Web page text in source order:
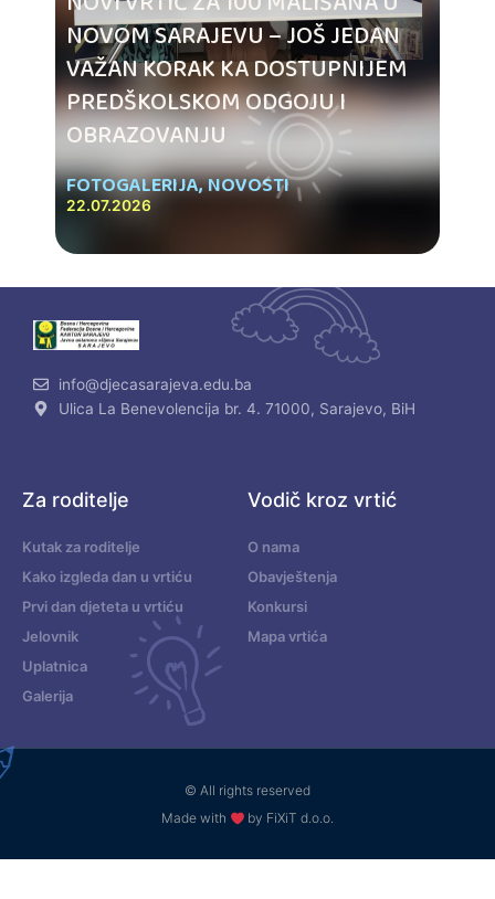
NOVOM SARAJEVU – JOŠ JEDAN
VAŽAN KORAK KA DOSTUPNIJEM
PREDŠKOLSKOM ODGOJU I
OBRAZOVANJU
FOTOGALERIJA,NOVOSTI
22.07.2026
info@djecasarajeva.edu.ba
Ulica La Benevolencija br. 4. 71000, Sarajevo, BiH
Za roditelje
Kutak za roditelje
Kako izgleda dan u vrtiću
Prvi dan djeteta u vrtiću
Jelovnik
Uplatnica
Galerija
Vodič kroz vrtić
O nama
Obavještenja
Konkursi
Mapa vrtića
© All rights reserved
Made with
by FiXiT d.o.o.